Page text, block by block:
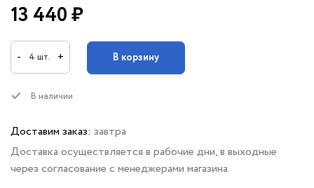
13 440 ₽
- 4 шт. + В корзину
В наличии
Доставим заказ: завтра
Доставка осуществляется в рабочие дни, в выходные
через согласование с менеджерами магазина.